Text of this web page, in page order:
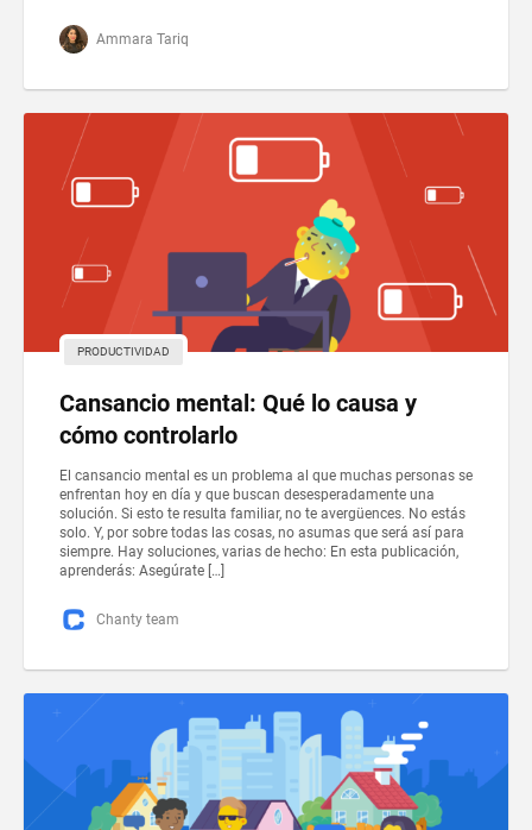
Ammara Tariq
PRODUCTIVIDAD
Cansancio mental: Qué lo causa y
cómo controlarlo
El cansancio mental es un problema al que muchas personas se
enfrentan hoy en día y que buscan desesperadamente una
solución. Si esto te resulta familiar, no te avergüences. No estás
solo. Y, por sobre todas las cosas, no asumas que será así para
siempre. Hay soluciones, varias de hecho: En esta publicación,
aprenderás: Asegúrate […]
Chanty team